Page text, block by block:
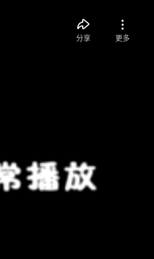
分享 更多